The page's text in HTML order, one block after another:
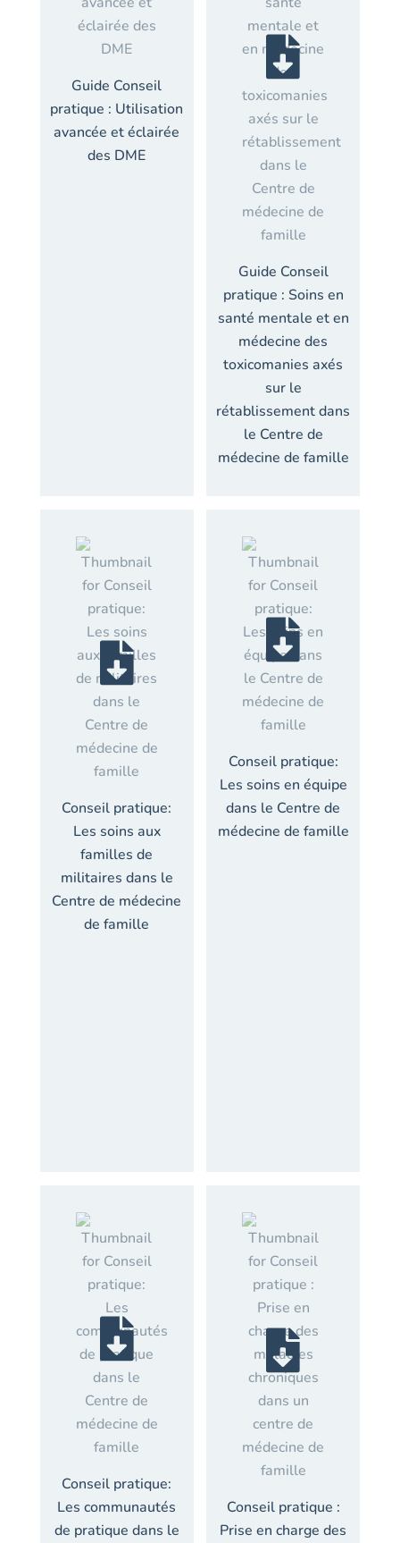
Guide Conseil
pratique : Utilisation
avancée et éclairée
des DME
Guide Conseil
pratique : Soins en
santé mentale et en
médecine des
toxicomanies axés
sur le
rétablissement dans
le Centre de
médecine de famille
Conseil pratique:
Les soins aux
familles de
militaires dans le
Centre de médecine
de famille
Conseil pratique:
Les soins en équipe
dans le Centre de
médecine de famille
Conseil pratique:
Les communautés
de pratique dans le
Conseil pratique :
Prise en charge des